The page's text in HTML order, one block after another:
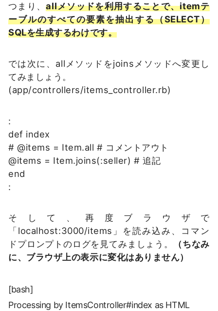
つまり、allメソッドを利用することで、itemテ
ーブルのすべての要素を抽出する（SELECT）
SQLを生成するわけです。
では次に、allメソッドをjoinsメソッドへ変更し
てみましょう。
(app/controllers/items_controller.rb)
:
def index
# @items = Item.all # コメントアウト
@items = Item.joins(:seller) # 追記
end
:
そして、再度ブラウザで
「localhost:3000/items」を読み込み、コマン
ドプロンプトのログを見てみましょう。
（ちなみ
に、ブラウザ上の表示に変化はありません）
[bash]
Processing by ItemsController#index as HTML